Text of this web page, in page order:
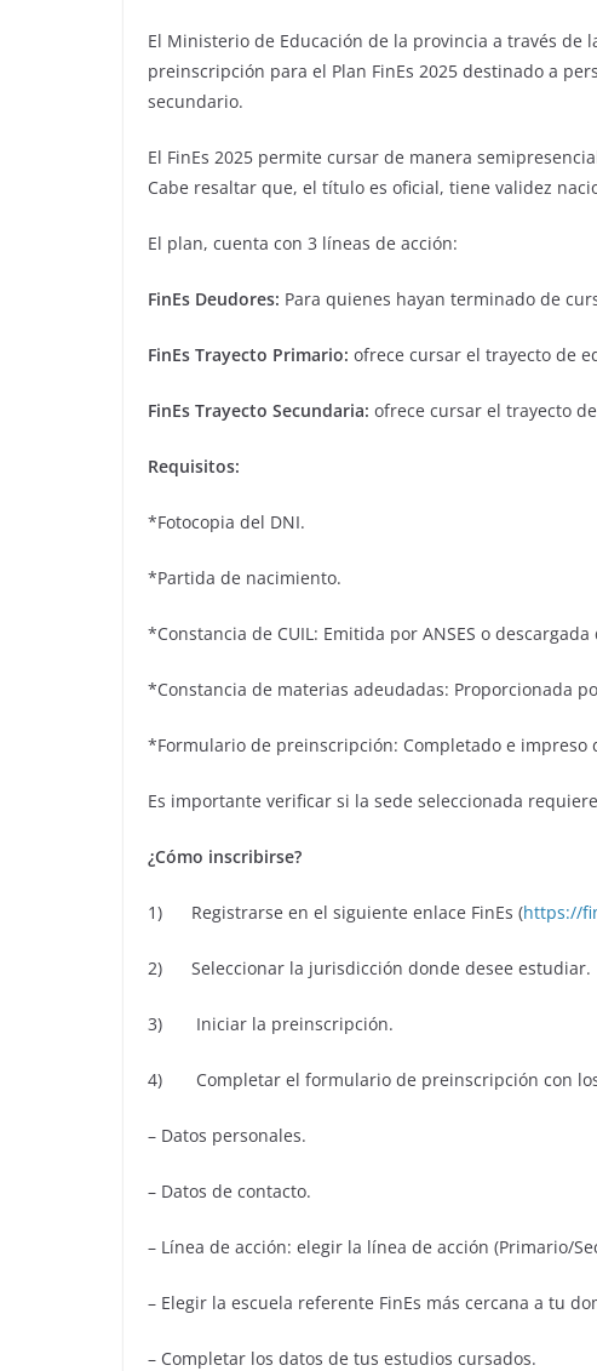
El Ministerio de Educación de la provincia a través
preinscripción para el Plan FinEs 2025 destinado a
secundario.
El FinEs 2025 permite cursar de manera
Cabe resaltar que, el título es oficial, tiene validez
El plan, cuenta con 3 líneas de acción:
FinEs Deudores: Para quienes hayan terminado de
FinEs Trayecto Primario: ofrece cursar el trayecto de
FinEs Trayecto Secundaria: ofrece cursar el trayecto
Requisitos:
*Fotocopia del DNI.
*Partida de nacimiento.
*Constancia de CUIL: Emitida por ANSES o
*Constancia de materias adeudadas: Proporcionada
*Formulario de preinscripción: Completado e
Es importante verificar si la sede seleccionada
¿Cómo inscribirse?
1) Registrarse en el siguiente enlace FinEs (https://
2) Seleccionar la jurisdicción donde desee estudiar.
3) Iniciar la preinscripción.
4) Completar el formulario de preinscripción con
– Datos personales.
– Datos de contacto.
– Línea de acción: elegir la línea de acción (Primario/
– Elegir la escuela referente FinEs más cercana a tu
– Completar los datos de tus estudios cursados.